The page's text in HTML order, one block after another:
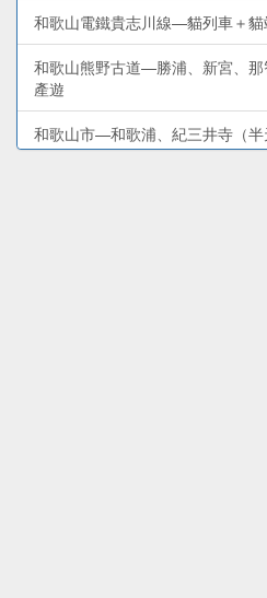
和歌山電鐵貴志川線—貓列車＋
和歌山熊野古道—勝浦、新宮、
產遊
和歌山市—和歌浦、紀三井寺（半